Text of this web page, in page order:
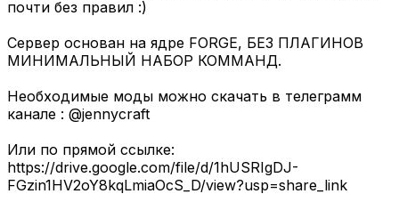
почти без правил :)
Сервер основан на ядре FORGE, БЕЗ ПЛАГИНОВ
МИНИМАЛЬНЫЙ НАБОР КОММАНД.
Необходимые моды можно скачать в телеграмм
канале : @jennycraft
Или по прямой ссылке:
https://drive.google.com/file/d/1hUSRIgDJ-
FGzin1HV2oY8kqLmiaOcS_D/view?usp=share_link